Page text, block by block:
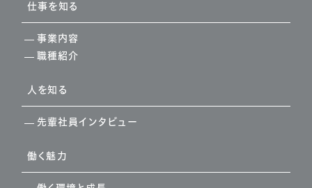
仕事を知る
事業内容
職種紹介
人を知る
先輩社員インタビュー
働く魅力